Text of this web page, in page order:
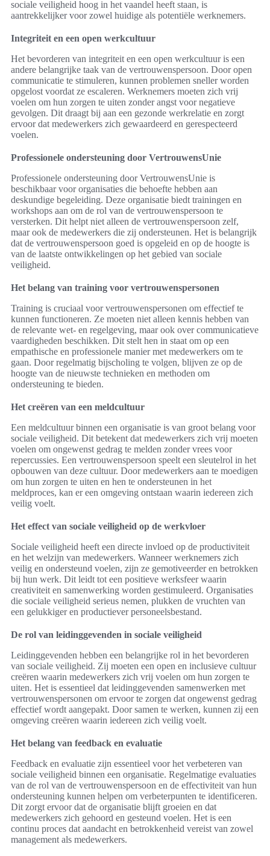
sociale veiligheid hoog in het vaandel heeft staan, is
aantrekkelijker voor zowel huidige als potentiële werknemers.
Integriteit en een open werkcultuur
Het bevorderen van integriteit en een open werkcultuur is een
andere belangrijke taak van de vertrouwenspersoon. Door open
communicatie te stimuleren, kunnen problemen sneller worden
opgelost voordat ze escaleren. Werknemers moeten zich vrij
voelen om hun zorgen te uiten zonder angst voor negatieve
gevolgen. Dit draagt bij aan een gezonde werkrelatie en zorgt
ervoor dat medewerkers zich gewaardeerd en gerespecteerd
voelen.
Professionele ondersteuning door VertrouwensUnie
Professionele ondersteuning door VertrouwensUnie is
beschikbaar voor organisaties die behoefte hebben aan
deskundige begeleiding. Deze organisatie biedt trainingen en
workshops aan om de rol van de vertrouwenspersoon te
versterken. Dit helpt niet alleen de vertrouwenspersoon zelf,
maar ook de medewerkers die zij ondersteunen. Het is belangrijk
dat de vertrouwenspersoon goed is opgeleid en op de hoogte is
van de laatste ontwikkelingen op het gebied van sociale
veiligheid.
Het belang van training voor vertrouwenspersonen
Training is cruciaal voor vertrouwenspersonen om effectief te
kunnen functioneren. Ze moeten niet alleen kennis hebben van
de relevante wet- en regelgeving, maar ook over communicatieve
vaardigheden beschikken. Dit stelt hen in staat om op een
empathische en professionele manier met medewerkers om te
gaan. Door regelmatig bijscholing te volgen, blijven ze op de
hoogte van de nieuwste technieken en methoden om
ondersteuning te bieden.
Het creëren van een meldcultuur
Een meldcultuur binnen een organisatie is van groot belang voor
sociale veiligheid. Dit betekent dat medewerkers zich vrij moeten
voelen om ongewenst gedrag te melden zonder vrees voor
repercussies. Een vertrouwenspersoon speelt een sleutelrol in het
opbouwen van deze cultuur. Door medewerkers aan te moedigen
om hun zorgen te uiten en hen te ondersteunen in het
meldproces, kan er een omgeving ontstaan waarin iedereen zich
veilig voelt.
Het effect van sociale veiligheid op de werkvloer
Sociale veiligheid heeft een directe invloed op de productiviteit
en het welzijn van medewerkers. Wanneer werknemers zich
veilig en ondersteund voelen, zijn ze gemotiveerder en betrokken
bij hun werk. Dit leidt tot een positieve werksfeer waarin
creativiteit en samenwerking worden gestimuleerd. Organisaties
die sociale veiligheid serieus nemen, plukken de vruchten van
een gelukkiger en productiever personeelsbestand.
De rol van leidinggevenden in sociale veiligheid
Leidinggevenden hebben een belangrijke rol in het bevorderen
van sociale veiligheid. Zij moeten een open en inclusieve cultuur
creëren waarin medewerkers zich vrij voelen om hun zorgen te
uiten. Het is essentieel dat leidinggevenden samenwerken met
vertrouwenspersonen om ervoor te zorgen dat ongewenst gedrag
effectief wordt aangepakt. Door samen te werken, kunnen zij een
omgeving creëren waarin iedereen zich veilig voelt.
Het belang van feedback en evaluatie
Feedback en evaluatie zijn essentieel voor het verbeteren van
sociale veiligheid binnen een organisatie. Regelmatige evaluaties
van de rol van de vertrouwenspersoon en de effectiviteit van hun
ondersteuning kunnen helpen om verbeterpunten te identificeren.
Dit zorgt ervoor dat de organisatie blijft groeien en dat
medewerkers zich gehoord en gesteund voelen. Het is een
continu proces dat aandacht en betrokkenheid vereist van zowel
management als medewerkers.